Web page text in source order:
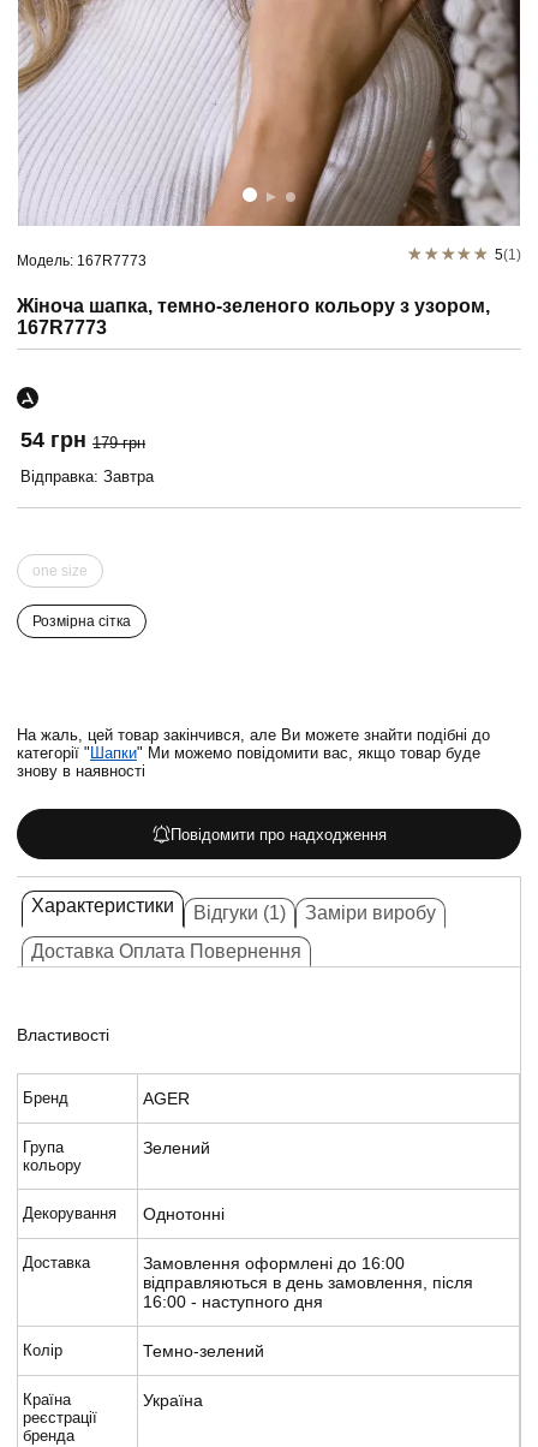
Модель: 167R7773 5(1)
Жіноча шапка, темно-зеленого кольору з узором,
167R7773
54 грн 179 грн
Відправка: Завтра
one size
Розмірна сітка
На жаль, цей товар закінчився, але Ви можете знайти подібні до
категорії "Шапки" Ми можемо повідомити вас, якщо товар буде
знову в наявності
Повідомити про надходження
Характеристики Відгуки (1)
Заміри виробу
Доставка Оплата Повернення
Властивості
Бренд AGER
Група
кольору
Зелений
Декорування Однотонні
Доставка
Замовлення оформлені до 16:00
відправляються в день замовлення, після
16:00 - наступного дня
Колір Темно-зелений
Країна
реєстрації
бренда
Україна